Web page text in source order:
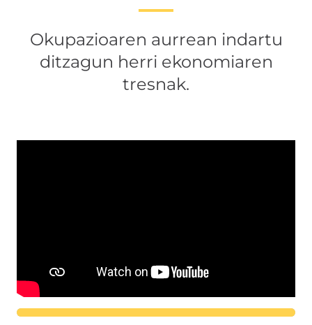
Okupazioaren aurrean indartu
ditzagun herri ekonomiaren
tresnak.
Lortutakoa